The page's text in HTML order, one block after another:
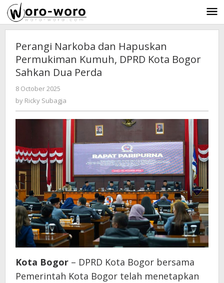
Skip
to
content
Perangi Narkoba dan Hapuskan
Permukiman Kumuh, DPRD Kota Bogor
Sahkan Dua Perda
8 October 2025
Ricky
by Ricky Subagja
Kota Bogor – DPRD Kota Bogor bersama
Pemerintah Kota Bogor telah menetapkan